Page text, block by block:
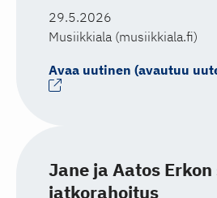
29.5.2026
Musiikkiala (musiikkiala.fi)
Avaa uutinen (avautuu
Jane ja Aatos
jatkorahoitus